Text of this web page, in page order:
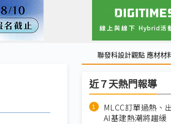
聯發科設計觀點 應材材
近７天熱門報導
MLCC訂單過熱
AI基建熱潮將趨緩